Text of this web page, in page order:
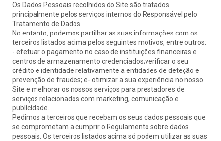
Os Dados Pessoais recolhidos do Site são tratados
principalmente pelos serviços internos do Responsável pelo
Tratamento de Dados.
No entanto, podemos partilhar as suas informações com os
terceiros listados acima pelos seguintes motivos, entre outros:
- efetuar o pagamento no caso de instituições financeiras e
centros de armazenamento credenciados;verificar o seu
crédito e identidade relativamente a entidades de deteção e
prevenção de fraudes; e- otimizar a sua experiência no nosso
Site e melhorar os nossos serviços para prestadores de
serviços relacionados com marketing, comunicação e
publicidade.
Pedimos a terceiros que recebam os seus dados pessoais que
se comprometam a cumprir o Regulamento sobre dados
pessoais. Os terceiros listados acima só podem utilizar as suas